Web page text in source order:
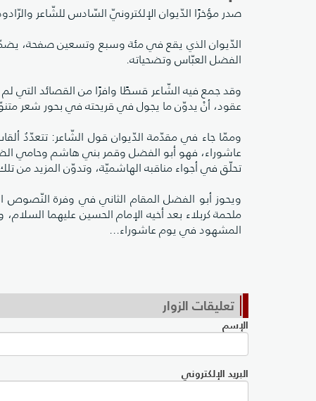
صدر مؤخرًا الدّيوان الإلكترونيّ السّادس للشّاعر
الدّيوان الذي يقع في مئة وسبع وتسعين صفحة،
الفضل العبّاس وتضحياته.
وقد جمع فيه الشّاعر قسطًا وافرًا من القصائد التي
عقود، أنْ يدوّن ما يجول في قريحته في بحور شعر
وممّا جاء في مقدّمة الدّيوان قول الشّاعر: تتعدّدُ
عاشوراء، فهو أبو الفضل وقمر بني هاشم وحامي
تحلّق في أجواء مناقبه الهاشميّة، وتدوّن المزيد من
ويحوز أبو الفضل المقام الثاني في وفرة النّصوص
ملحمة كربلاء بعد أخيه الإمام الحسين عليهما
المشهود في يوم عاشوراء...
تعليقات الزوار
الإسم
البريد الإلكتروني